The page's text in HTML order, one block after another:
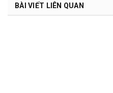
BÀI VIẾT LIÊN QUAN